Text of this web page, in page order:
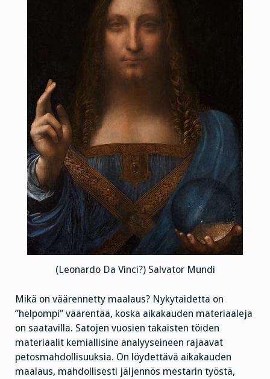
(Leonardo Da Vinci?) Salvator Mundi
Mikä on väärennetty maalaus? Nykytaidetta on
”helpompi” väärentää, koska aikakauden materiaaleja
on saatavilla. Satojen vuosien takaisten töiden
materiaalit kemiallisine analyyseineen rajaavat
petosmahdollisuuksia. On löydettävä aikakauden
maalaus, mahdollisesti jäljennös mestarin työstä,